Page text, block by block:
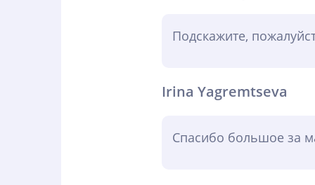
Подскажите,
Irina Yagremtseva
Спасибо большое за